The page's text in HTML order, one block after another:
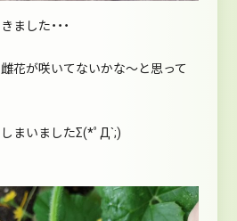
した・・・
花が咲いてないかな～と思って
まいましたΣ(*ﾟД`;)